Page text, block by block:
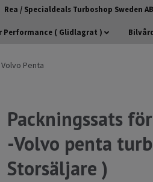
Rea / Specialdeals Turboshop Sweden AB
Performance ( Glidlagrat )
Penta
Packningssats
-Volvo penta
Storsäljare )